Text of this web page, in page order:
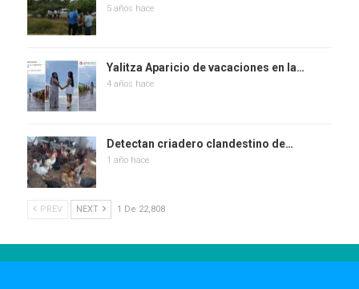
5 años hace
Yalitza Aparicio de vacaciones en la…
4 años hace
Detectan criadero clandestino de…
1 año hace
PREV NEXT 1 De 22,808